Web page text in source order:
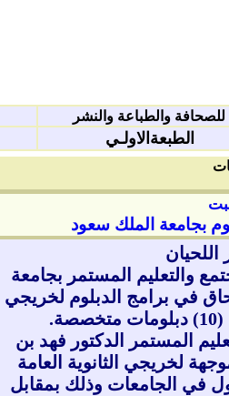
والطباعة والنشر
الطبعةالاولـي
بجامعة الملك سعود
اللحيان
والتعليم المستمر بجامعة
في برامج الدبلوم لخريجي
المستمر الدكتور فهد بن
لخريجي الثانوية العامة
في الجامعات وذلك بمقابل